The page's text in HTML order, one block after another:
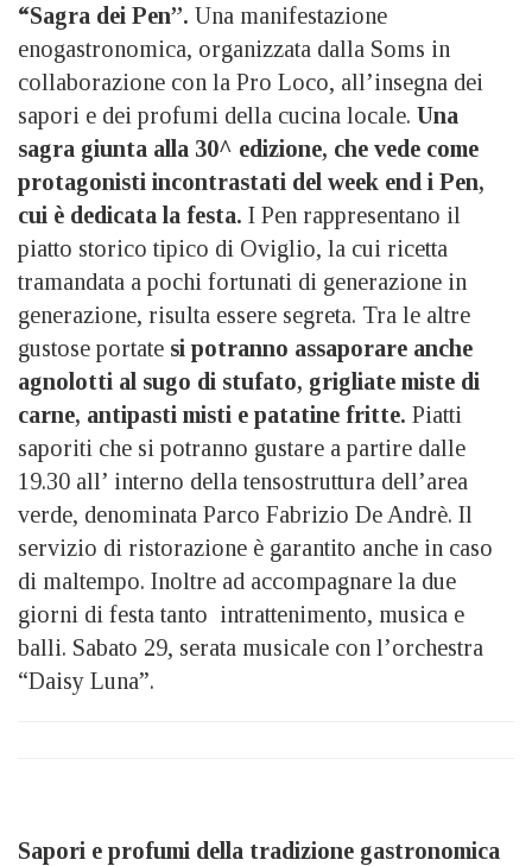
“Sagra dei Pen”. Una manifestazione
enogastronomica, organizzata dalla Soms in
collaborazione con la Pro Loco, all’insegna dei
sapori e dei profumi della cucina locale. Una
sagra giunta alla 30^ edizione, che vede come
protagonisti incontrastati del week end i Pen,
cui è dedicata la festa. I Pen rappresentano il
piatto storico tipico di Oviglio, la cui ricetta
tramandata a pochi fortunati di generazione in
generazione, risulta essere segreta. Tra le altre
gustose portate si potranno assaporare anche
agnolotti al sugo di stufato, grigliate miste di
carne, antipasti misti e patatine fritte. Piatti
saporiti che si potranno gustare a partire dalle
19.30 all’ interno della tensostruttura dell’area
verde, denominata Parco Fabrizio De Andrè. Il
servizio di ristorazione è garantito anche in caso
di maltempo. Inoltre ad accompagnare la due
giorni di festa tanto intrattenimento, musica e
balli. Sabato 29, serata musicale con l’orchestra
“Daisy Luna”.
Sapori e profumi della tradizione gastronomica